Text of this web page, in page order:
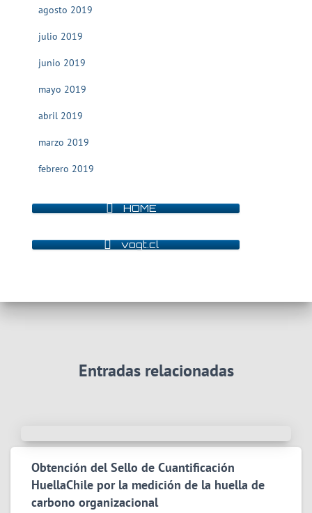
agosto 2019
julio 2019
junio 2019
mayo 2019
abril 2019
marzo 2019
febrero 2019
HOME
vogt.cl
Entradas relacionadas
Obtención del Sello de Cuantificación
HuellaChile por la medición de la huella de
carbono organizacional